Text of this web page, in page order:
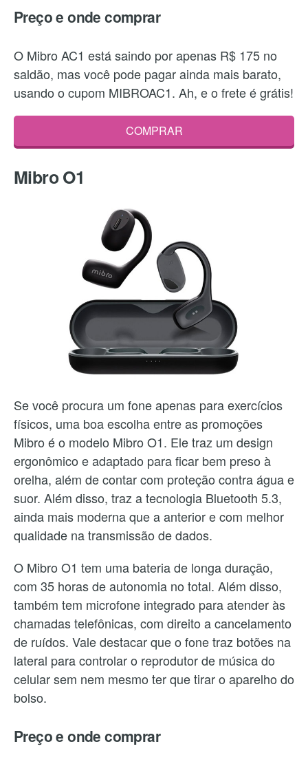
Preço e onde comprar
O Mibro AC1 está saindo por apenas R$ 175 no
saldão, mas você pode pagar ainda mais barato,
usando o cupom MIBROAC1. Ah, e o frete é grátis!
COMPRAR
Mibro O1
Se você procura um fone apenas para exercícios
físicos, uma boa escolha entre as promoções
Mibro é o modelo Mibro O1. Ele traz um design
ergonômico e adaptado para ficar bem preso à
orelha, além de contar com proteção contra água e
suor. Além disso, traz a tecnologia Bluetooth 5.3,
ainda mais moderna que a anterior e com melhor
qualidade na transmissão de dados.
O Mibro O1 tem uma bateria de longa duração,
com 35 horas de autonomia no total. Além disso,
também tem microfone integrado para atender às
chamadas telefônicas, com direito a cancelamento
de ruídos. Vale destacar que o fone traz botões na
lateral para controlar o reprodutor de música do
celular sem nem mesmo ter que tirar o aparelho do
bolso.
Preço e onde comprar